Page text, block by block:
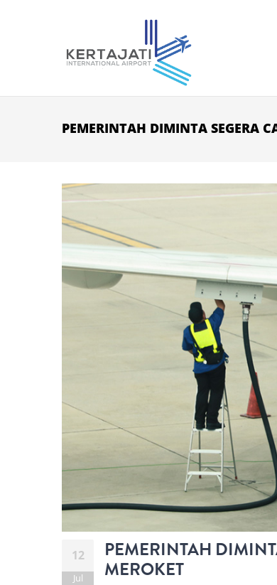
PEMERINTAH DIMINTA SEGERA
12
Jul
PEMERINTAH
MEROKET